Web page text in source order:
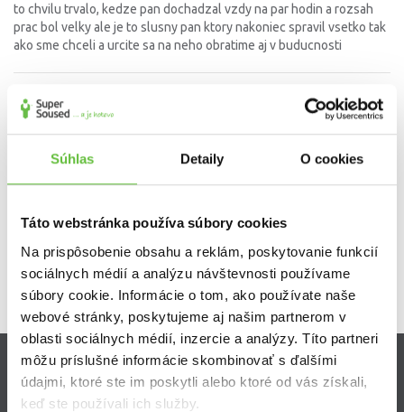
Súhlas Detaily O cookies
Táto webstránka používa súbory cookies
Na prispôsobenie obsahu a reklám, poskytovanie funkcií
sociálnych médií a analýzu návštevnosti používame
súbory cookie. Informácie o tom, ako používate naše
webové stránky, poskytujeme aj našim partnerom v
oblasti sociálnych médií, inzercie a analýzy. Títo partneri
môžu príslušné informácie skombinovať s ďalšími
údajmi, ktoré ste im poskytli alebo ktoré od vás získali,
keď ste používali ich služby.
to chvilu trvalo, kedze pan dochadzal vzdy na par hodin a rozsah
prac bol velky ale je to slusny pan ktory nakoniec spravil vsetko tak
ako sme chceli a urcite sa na neho obratime aj v buducnosti
Vyrezanie "niky" do steny s obkladom v
kupelni
drobné stavebné práce
slušnosť. Tiež oceňujem ze po sebe upratali. Určite odporúčam.
Zistite viac